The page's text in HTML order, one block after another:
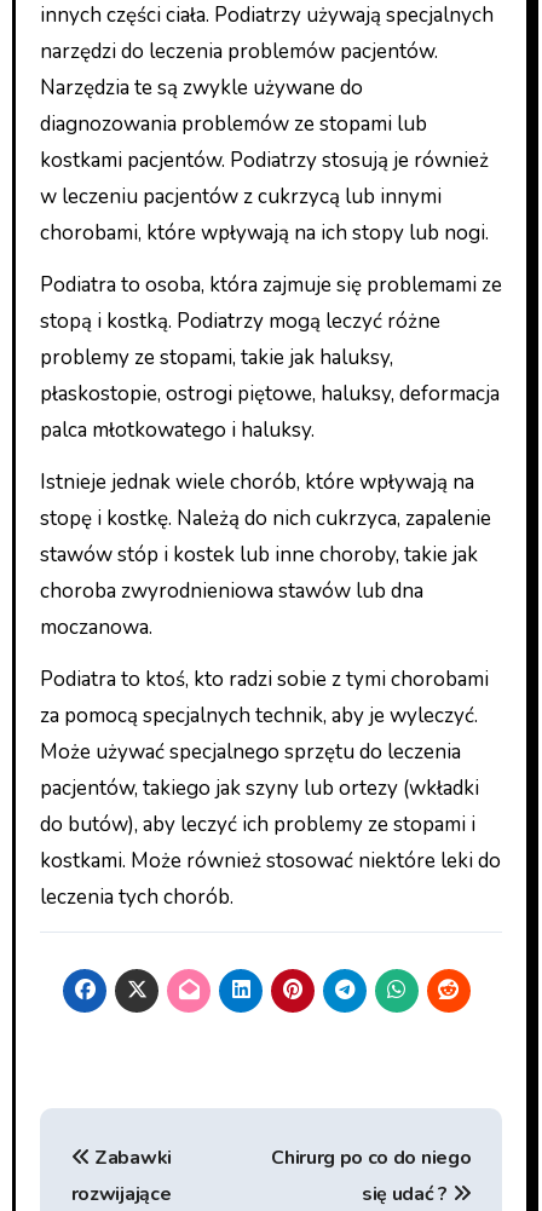
innych części ciała. Podiatrzy używają specjalnych
narzędzi do leczenia problemów pacjentów.
Narzędzia te są zwykle używane do
diagnozowania problemów ze stopami lub
kostkami pacjentów. Podiatrzy stosują je również
w leczeniu pacjentów z cukrzycą lub innymi
chorobami, które wpływają na ich stopy lub nogi.
Podiatra to osoba, która zajmuje się problemami ze
stopą i kostką. Podiatrzy mogą leczyć różne
problemy ze stopami, takie jak haluksy,
płaskostopie, ostrogi piętowe, haluksy, deformacja
palca młotkowatego i haluksy.
Istnieje jednak wiele chorób, które wpływają na
stopę i kostkę. Należą do nich cukrzyca, zapalenie
stawów stóp i kostek lub inne choroby, takie jak
choroba zwyrodnieniowa stawów lub dna
moczanowa.
Podiatra to ktoś, kto radzi sobie z tymi chorobami
za pomocą specjalnych technik, aby je wyleczyć.
Może używać specjalnego sprzętu do leczenia
pacjentów, takiego jak szyny lub ortezy (wkładki
do butów), aby leczyć ich problemy ze stopami i
kostkami. Może również stosować niektóre leki do
leczenia tych chorób.
Nawigacja
wpisu
Zabawki
rozwijające
Chirurg po co do niego
się udać ?